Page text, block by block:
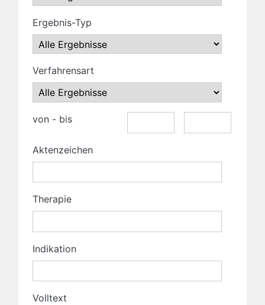
Ergebnis-Typ
Verfahrensart
von - bis
Aktenzeichen
Therapie
Indikation
Volltext